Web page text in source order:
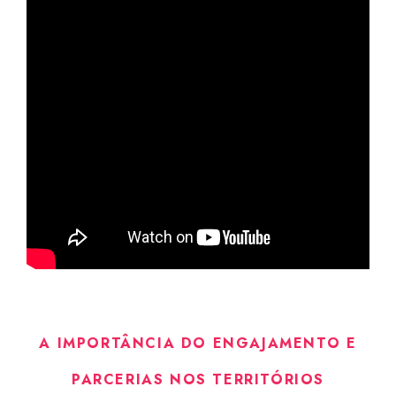
A IMPORTÂNCIA DO ENGAJAMENTO E
PARCERIAS NOS TERRITÓRIOS